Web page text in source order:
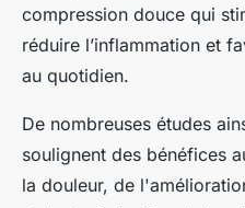
compression douce qui
réduire l’inflammation et
au quotidien.
De nombreuses études
soulignent des bénéfices
la douleur, de